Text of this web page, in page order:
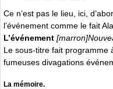
Ce n’est pas le lieu, ici,
l’événement comme le fait
L’événement
Le sous-titre fait programme
fumeuses divagations
La mémoire.